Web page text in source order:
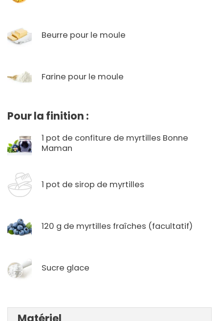
Beurre pour le moule
Farine pour le moule
Pour la finition :
1 pot de confiture de myrtilles Bonne
Maman
1 pot de sirop de myrtilles
120 g de myrtilles fraîches (facultatif)
Sucre glace
Matériel